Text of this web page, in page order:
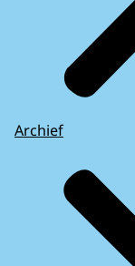
Archief